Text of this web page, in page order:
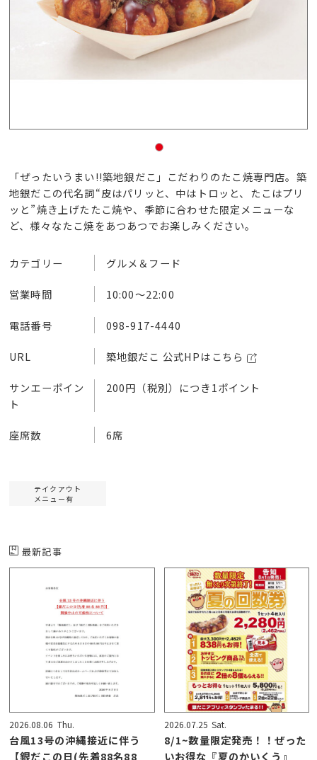
「ぜったいうまい!!築地銀だこ」こだわりのたこ焼専門店。築
地銀だこの代名詞“皮はパリッと、中はトロッと、たこはプリ
ッと”焼き上げたたこ焼や、季節に合わせた限定メニューな
ど、様々なたこ焼をあつあつでお楽しみください。
カテゴリー グルメ＆フード
営業時間 10:00～22:00
電話番号 098-917-4440
URL 築地銀だこ 公式HPはこちら
サンエーポイン
ト
200円（税別）につき1ポイント
座席数 6席
テイクアウト
メニュー有
最新記事
2026.08.06 Thu.
台風13号の沖縄接近に伴う
【銀だこの日(先着88名88
2026.07.25 Sat.
8/1~数量限定発売！！ぜった
いお得な『夏のかいくう』